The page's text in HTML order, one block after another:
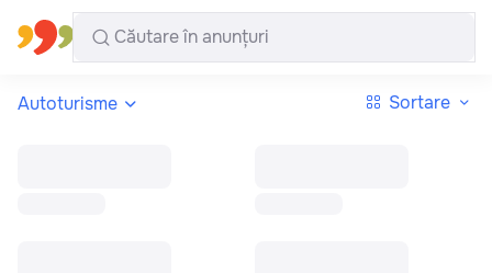
Toate regiunile Română
Autoturisme Sortare